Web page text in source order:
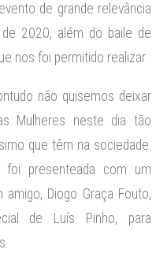
de grande relevância
2020, além do baile de
nos foi permitido realizar.
não quisemos deixar
Mulheres neste dia tão
que têm na sociedade.
foi presenteada com um
Diogo Graça Fouto,
de Luís Pinho, para